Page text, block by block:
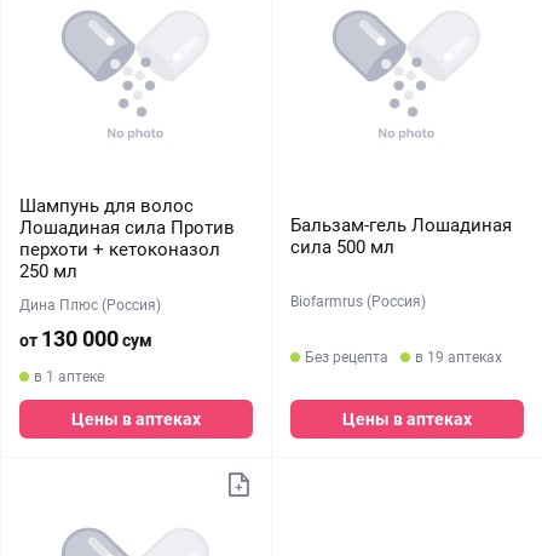
Шампунь для волос
Лошадиная сила Против
перхоти + кетоконазол
250 мл
Дина Плюс (Россия)
от 130 000сум
в 1 аптеке
Цены в аптеках
Бальзам-гель Лошадиная
сила 500 мл
Biofarmrus (Россия)
Без рецепта в 19 аптеках
Цены в аптеках